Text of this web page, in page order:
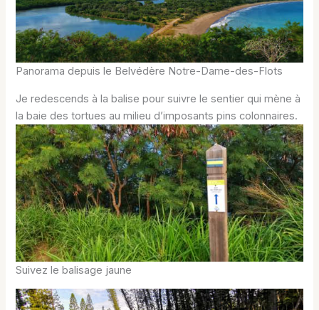
Panorama depuis le Belvédère Notre-Dame-des-Flots
Je redescends à la balise pour suivre le sentier qui mène à
la baie des tortues au milieu d’imposants pins colonnaires.
Suivez le balisage jaune